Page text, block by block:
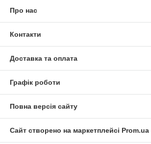
Про нас
Контакти
Доставка та оплата
Графік роботи
Повна версія сайту
Сайт створено на маркетплейсі Prom.ua